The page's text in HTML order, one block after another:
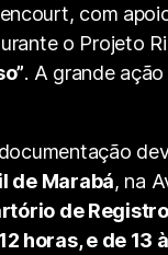
com
o Projeto
. A grande
de Marabá, na
de
horas, e de 13